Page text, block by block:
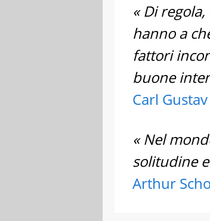
« Di
hanno a
fattori
buone
Carl
« Nel
solitudine
Arthur